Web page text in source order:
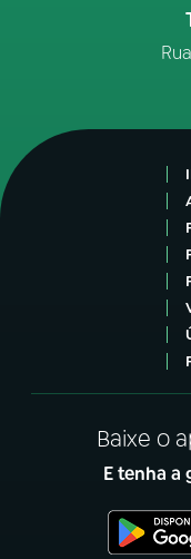
Baixe o
E tenha a